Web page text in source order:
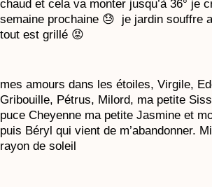
chaud et cela va monter jusqu’à 36° je
semaine prochaine 😓 je jardin souffre
tout est grillé 😡
mes amours dans les étoiles, Virgile,
Gribouille, Pétrus, Milord, ma petite
puce Cheyenne ma petite Jasmine et
puis Béryl qui vient de m’abandonner.
rayon de soleil